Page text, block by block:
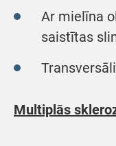
Ar mielīna
saistītas
Multiplās